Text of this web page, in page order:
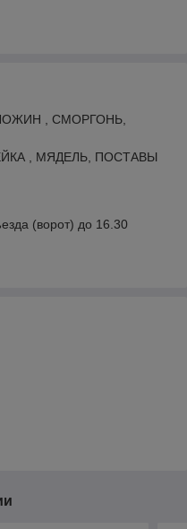
, СМОРГОНЬ,
, МЯДЕЛЬ, ПОСТАВЫ
(ворот) до 16.30